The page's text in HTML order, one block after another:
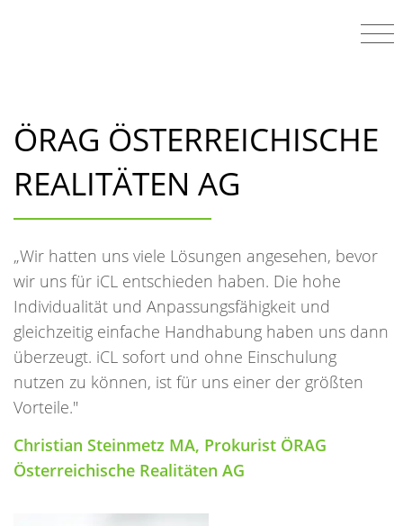
ÖRAG ÖSTERREICHISCHE
REALITÄTEN AG
„Wir hatten uns viele Lösungen angesehen, bevor
wir uns für iCL entschieden haben. Die hohe
Individualität und Anpassungsfähigkeit und
gleichzeitig einfache Handhabung haben uns dann
überzeugt. iCL sofort und ohne Einschulung
nutzen zu können, ist für uns einer der größten
Vorteile."
Christian Steinmetz MA, Prokurist ÖRAG
Österreichische Realitäten AG